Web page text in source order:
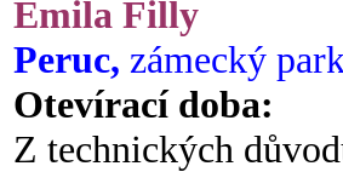
Emila Filly
Peruc, zámecký park
Otevírací doba:
Z technických